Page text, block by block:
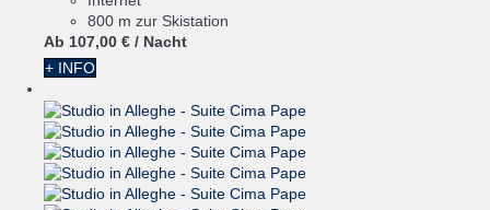
800 m zur Skistation
Ab 107,00 € / Nacht
+ INFO